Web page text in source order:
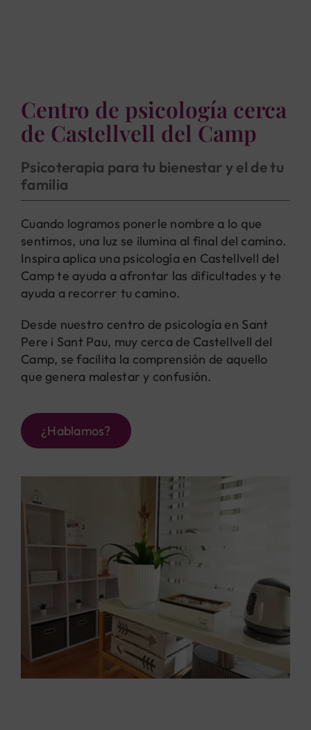
Centro de psicología cerca
de Castellvell del Camp
Psicoterapia para tu bienestar y el de tu
familia
Cuando logramos ponerle nombre a lo que
sentimos, una luz se ilumina al final del camino.
Inspira aplica una psicología en Castellvell del
Camp te ayuda a afrontar las dificultades y te
ayuda a recorrer tu camino.
Desde nuestro centro de psicología en Sant
Pere i Sant Pau, muy cerca de Castellvell del
Camp, se facilita la comprensión de aquello
que genera malestar y confusión.
¿Hablamos?